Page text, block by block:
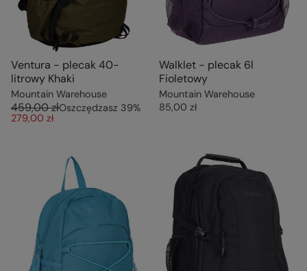
Ventura - plecak 40-
litrowy Khaki
Mountain Warehouse
459,00 złOszczędzasz 39%
279,00 zł
Walklet - plecak 6l
Fioletowy
Mountain Warehouse
85,00 zł